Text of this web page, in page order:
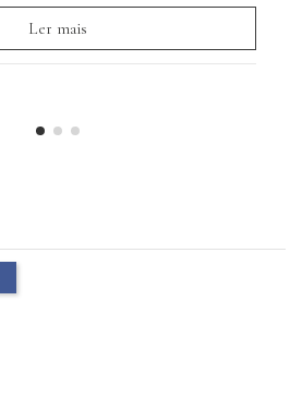
Ler mais